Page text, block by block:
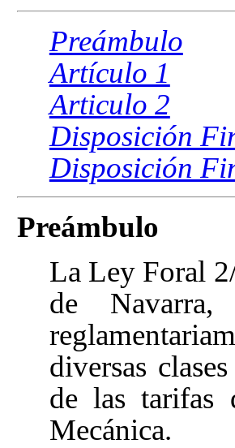
Preámbulo
Artículo 1
Articulo 2
Disposición
Disposición
Preámbulo
La Ley Foral
de
diversas
de las tarifas
Mecánica.